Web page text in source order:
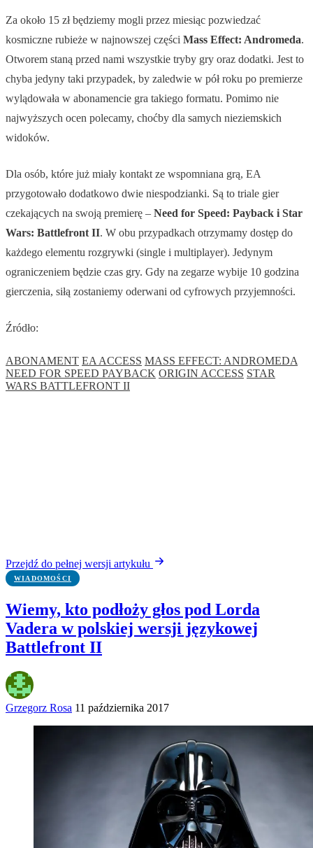
Za około 15 zł będziemy mogli przez miesiąc pozwiedzać
kosmiczne rubieże w najnowszej części Mass Effect: Andromeda.
Otworem staną przed nami wszystkie tryby gry oraz dodatki. Jest to
chyba jedyny taki przypadek, by zaledwie w pół roku po premierze
wylądowała w abonamencie gra takiego formatu. Pomimo nie
najwyższych ocen polecamy, choćby dla samych nieziemskich
widoków.
Dla osób, które już miały kontakt ze wspomniana grą, EA
przygotowało dodatkowo dwie niespodzianki. Są to triale gier
czekających na swoją premierę – Need for Speed: Payback i Star
Wars: Battlefront II. W obu przypadkach otrzymamy dostęp do
każdego elementu rozgrywki (single i multiplayer). Jedynym
ograniczeniem będzie czas gry. Gdy na zegarze wybije 10 godzina
gierczenia, siłą zostaniemy oderwani od cyfrowych przyjemności.
Źródło:
ABONAMENT EA ACCESS MASS EFFECT: ANDROMEDA
NEED FOR SPEED PAYBACK ORIGIN ACCESS STAR
WARS BATTLEFRONT II
Przejdź do pełnej wersji artykułu
WIADOMOŚCI
Wiemy, kto podłoży głos pod Lorda
Vadera w polskiej wersji językowej
Battlefront II
Grzegorz Rosa 11 października 2017